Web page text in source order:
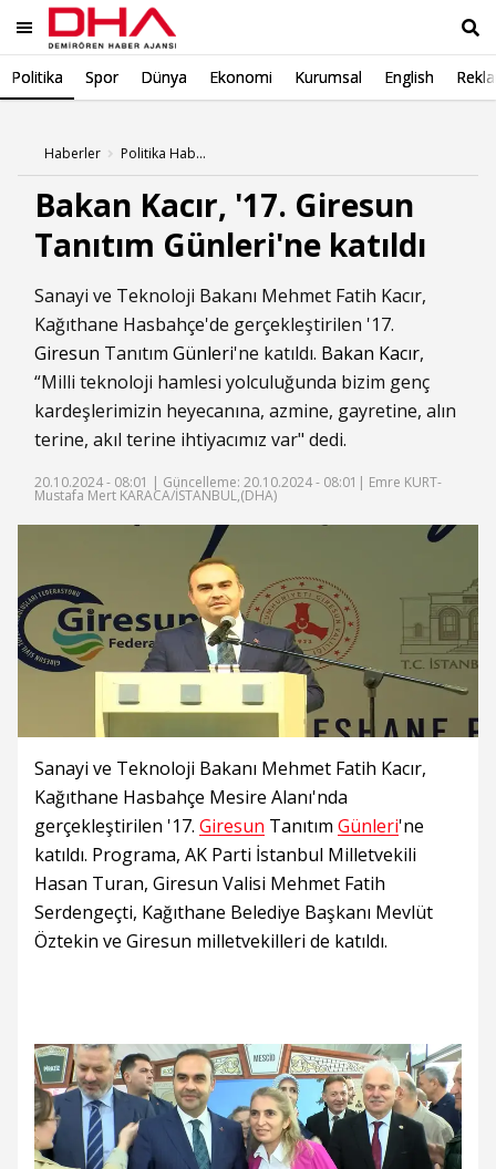
Politika Spor Dünya Ekonomi Kurumsal English
Haberler Politika Haberleri
Bakan Kacır, '17. Giresun
Tanıtım Günleri'ne katıldı
Sanayi ve Teknoloji Bakanı Mehmet Fatih Kacır,
Kağıthane Hasbahçe'de gerçekleştirilen '17.
Giresun Tanıtım Günleri'ne katıldı. Bakan Kacır,
“Milli teknoloji hamlesi yolculuğunda bizim genç
kardeşlerimizin heyecanına, azmine, gayretine, alın
terine, akıl terine ihtiyacımız var" dedi.
20.10.2024 - 08:01 | Güncelleme: 20.10.2024 - 08:01 | Emre KURT-
Mustafa Mert KARACA/İSTANBUL,(DHA)
Sanayi ve Teknoloji Bakanı Mehmet Fatih Kacır,
Kağıthane Hasbahçe Mesire Alanı'nda
gerçekleştirilen '17. Giresun Tanıtım Günleri'ne
katıldı. Programa, AK Parti İstanbul Milletvekili
Hasan Turan, Giresun Valisi Mehmet Fatih
Serdengeçti, Kağıthane Belediye Başkanı Mevlüt
Öztekin ve Giresun milletvekilleri de katıldı.